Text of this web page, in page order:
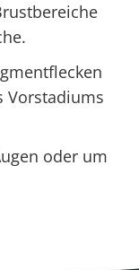
Vorstadiums
oder um